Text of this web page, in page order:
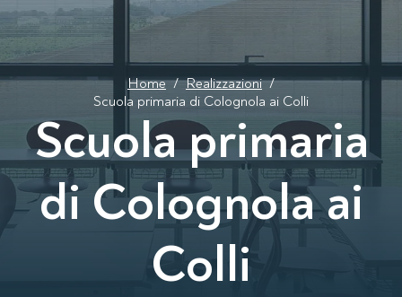
Home / Realizzazioni /
Scuola primaria di Colognola ai Colli
Scuola primaria
di Colognola ai
Colli